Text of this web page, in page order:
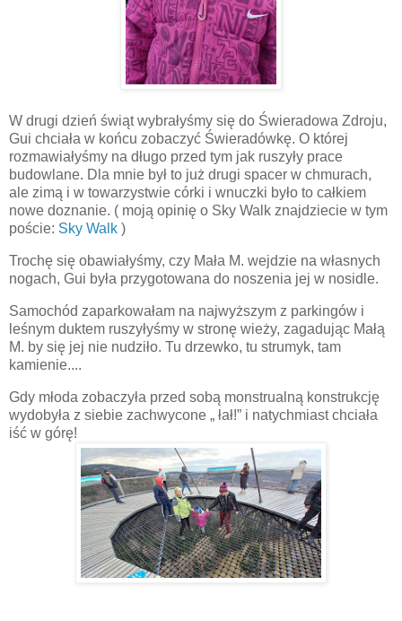
W drugi dzień świąt wybrałyśmy się do Świeradowa Zdroju,
Gui chciała w końcu zobaczyć Świeradówkę. O której
rozmawiałyśmy na długo przed tym jak ruszyły prace
budowlane. Dla mnie był to już drugi spacer w chmurach,
ale zimą i w towarzystwie córki i wnuczki było to całkiem
nowe doznanie. ( moją opinię o Sky Walk znajdziecie w tym
poście: Sky Walk )
Trochę się obawiałyśmy, czy Mała M. wejdzie na własnych
nogach, Gui była przygotowana do noszenia jej w nosidle.
Samochód zaparkowałam na najwyższym z parkingów i
leśnym duktem ruszyłyśmy w stronę wieży, zagadując Małą
M. by się jej nie nudziło. Tu drzewko, tu strumyk, tam
kamienie....
Gdy młoda zobaczyła przed sobą monstrualną konstrukcję
wydobyła z siebie zachwycone „ łał!” i natychmiast chciała
iść w górę!